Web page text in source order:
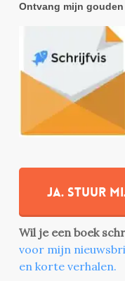
Ontvang mijn
Ja. stuur
Wil je een boek
voor mijn
en korte verhalen.